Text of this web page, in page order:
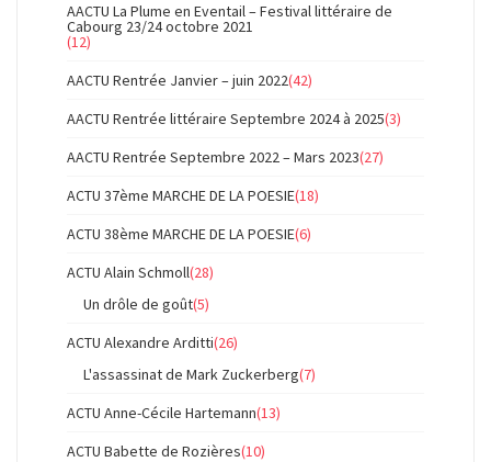
AACTU La Plume en Eventail – Festival littéraire de
Cabourg 23/24 octobre 2021
(12)
AACTU Rentrée Janvier – juin 2022(42)
AACTU Rentrée littéraire Septembre 2024 à 2025(3)
AACTU Rentrée Septembre 2022 – Mars 2023(27)
ACTU 37ème MARCHE DE LA POESIE(18)
ACTU 38ème MARCHE DE LA POESIE(6)
ACTU Alain Schmoll(28)
Un drôle de goût(5)
ACTU Alexandre Arditti(26)
L'assassinat de Mark Zuckerberg(7)
ACTU Anne-Cécile Hartemann(13)
ACTU Babette de Rozières(10)